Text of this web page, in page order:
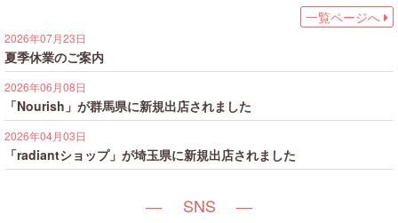
一覧ページへ
2026年07月23日
夏季休業のご案内
2026年06月08日
「Nourish」が群馬県に新規出店されました
2026年04月03日
「radiantショップ」が埼玉県に新規出店されました
SNS